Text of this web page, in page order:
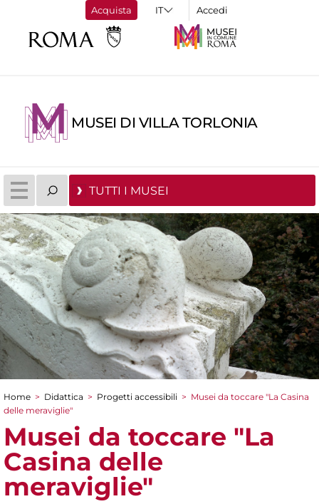
Acquista Accedi
MUSEI DI VILLA TORLONIA
TUTTI I MUSEI
Tu sei qui
Home > Didattica > Progetti accessibili > Musei da toccare "La Casina
delle meraviglie"
Musei da toccare "La
Casina delle
meraviglie"